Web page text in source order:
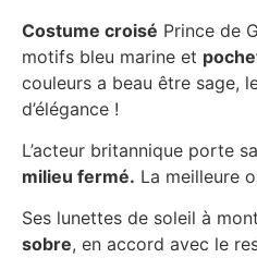
Costume croisé Prince de
motifs bleu marine et
couleurs a beau être sage,
d’élégance !
L’acteur britannique porte
milieu fermé. La meilleure
Ses lunettes de soleil à
sobre, en accord avec le